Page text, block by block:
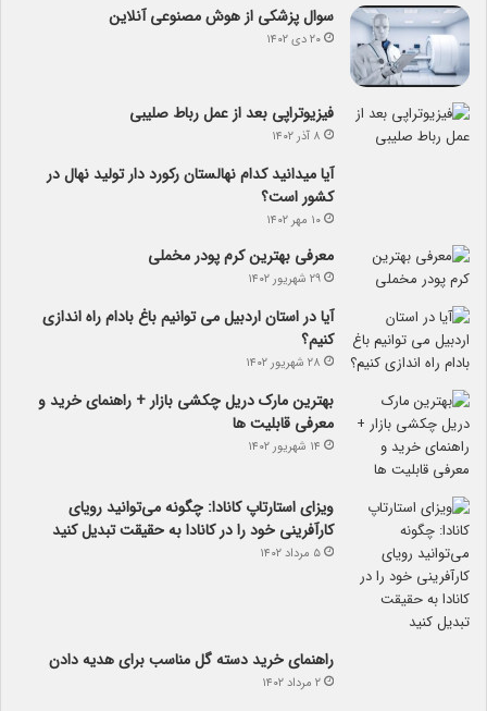
سوال پزشکی از هوش مصنوعی آنلاین
۲۰ دی ۱۴۰۲
فیزیوتراپی بعد از عمل رباط صلیبی
۸ آذر ۱۴۰۲
آیا می­دانید کدام نهالستان رکورد دار تولید نهال­ در
کشور است؟
۱۰ مهر ۱۴۰۲
معرفی بهترین کرم پودر مخملی
۲۹ شهریور ۱۴۰۲
آیا در استان اردبیل می توانیم باغ بادام راه اندازی
کنیم؟
۲۸ شهریور ۱۴۰۲
بهترین مارک دریل چکشی بازار + راهنمای خرید و
معرفی قابلیت ها
۱۴ شهریور ۱۴۰۲
ویزای استارتاپ کانادا: چگونه می‌توانید رویای
کارآفرینی خود را در کانادا به حقیقت تبدیل کنید
۵ مرداد ۱۴۰۲
راهنمای خرید دسته گل مناسب برای هدیه دادن
۲ مرداد ۱۴۰۲